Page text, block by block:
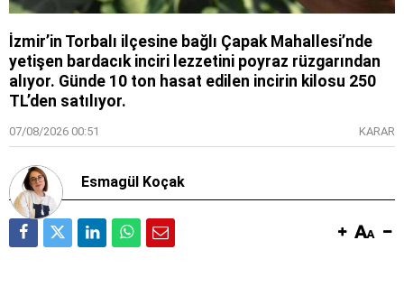
İzmir’in Torbalı ilçesine bağlı Çapak Mahallesi’nde
yetişen bardacık inciri lezzetini poyraz rüzgarından
alıyor. Günde 10 ton hasat edilen incirin kilosu 250
TL’den satılıyor.
07/08/2026 00:51 KARAR
Esmagül Koçak